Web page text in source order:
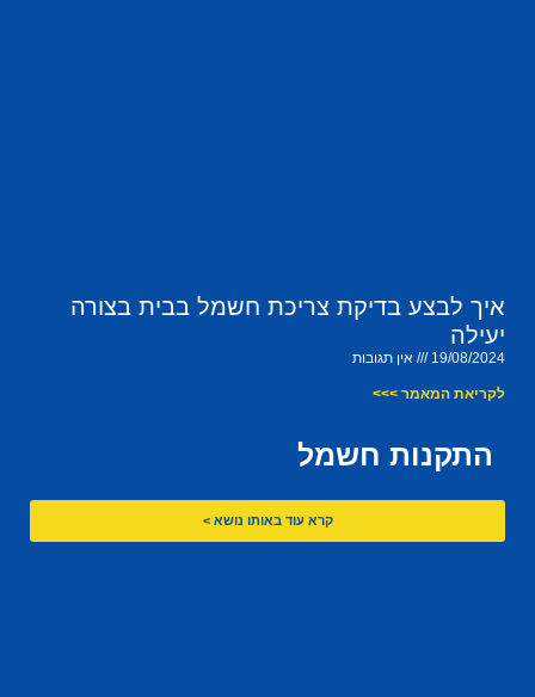
איך לבצע בדיקת צריכת חשמל בבית בצורה
יעילה
19/08/2024 אין תגובות
לקריאת המאמר >>>
התקנות חשמל
קרא עוד באותו נושא >